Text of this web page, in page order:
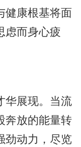
健康根基将面
虑而身心疲
华展现。当流
奔放的能量转
劲动力，尽览